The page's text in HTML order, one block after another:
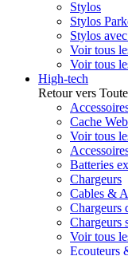
Stylos
Stylos
Stylos
Voir tous
Voir tous
High-tech
Retour vers
Cache
Voir tous
Batteries
Chargeurs
Cables &
Chargeurs
Chargeurs
Voir tous
Ecouteurs